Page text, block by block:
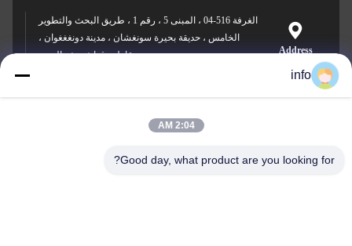
Address
الغرفة 516-04 ، المبنى 5 ، رقم 1 ، طريق البحث والتطوير
الخامس ، حديقة بحيرة سونغشان ، مدينة دونغغغوان ،
مقاطعة قوانغدونغ ، الصين
info@gdpowerplus.com
info
2:04 AM
Good day, what product are you looking for?